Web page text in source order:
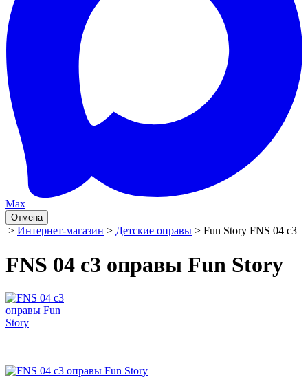
Max
Отмена
> Интернет-магазин > Детские оправы > Fun Story FNS 04 c3
FNS 04 c3 оправы Fun Story